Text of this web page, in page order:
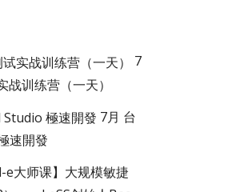
7
战训练营（一天）
7月 台
速開發